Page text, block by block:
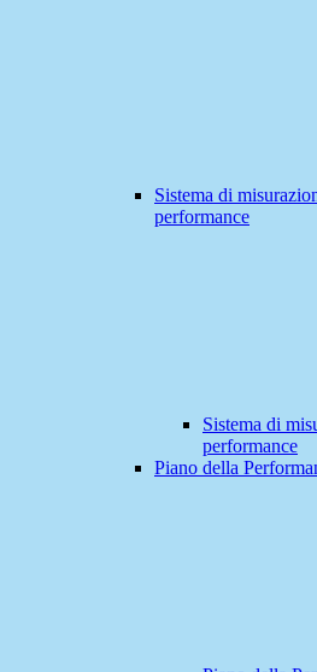
Sistema di
performance
Sistema di
performance
Piano della